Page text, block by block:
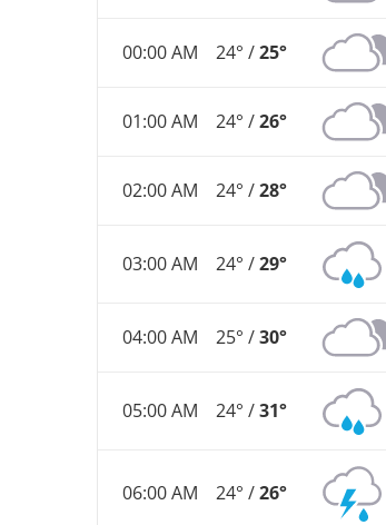
00:00 AM 24° /25°
01:00 AM 24° /26°
02:00 AM 24° /28°
03:00 AM 24° /29°
04:00 AM 25° /30°
05:00 AM 24° /31°
06:00 AM 24° /26°